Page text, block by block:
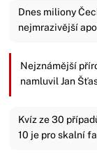
Dnes miliony
nejmrazivější
Nejznámější
namluvil Jan
Kvíz ze 30
10 je pro skalní